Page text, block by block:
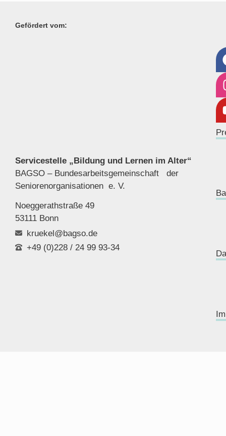
Gefördert vom:
Servicestelle „Bildung und Lernen im Alter“
BAGSO – Bundesarbeitsgemeinschaft der
Seniorenorganisationen e. V.
Noeggerathstraße 49
53111 Bonn
kruekel@bagso.de
+49 (0)228 / 24 99 93-34